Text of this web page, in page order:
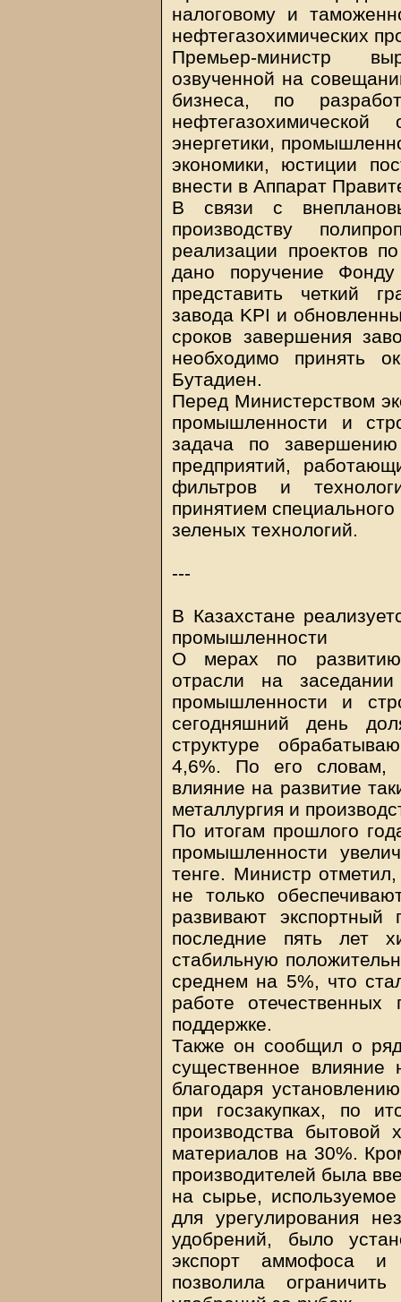
налоговому и
нефтегазохимических
Премьер-министр
озвученной на
бизнеса, по
энергетики,
экономики, юстиции
внести в Аппарат
В связи с
производству
реализации проектов
дано поручение
представить четкий
завода KPI и
сроков завершения
необходимо принять
Бутадиен.
Перед Министерством
промышленности и
задача по
предприятий,
фильтров и
принятием
зеленых технологий.
---
В Казахстане
промышленности
О мерах по развитию
отрасли на
промышленности и
сегодняшний день
структуре
4,6%. По его словам,
влияние на развитие
металлургия и
По итогам прошлого
промышленности
тенге. Министр
не только
развивают
последние пять лет
стабильную
среднем на 5%, что
работе отечественных
поддержке.
Также он сообщил о
существенное влияние
благодаря
при госзакупках, по
производства бытовой
материалов на 30%.
производителей была
на сырье,
для урегулирования
удобрений, было
экспорт аммофоса
позволила